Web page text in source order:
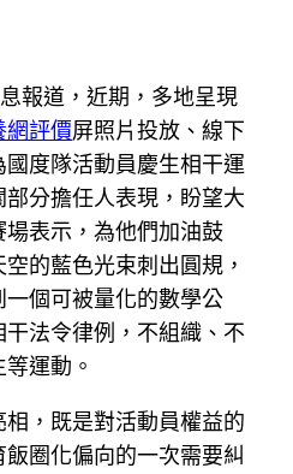
報道，近期，多地呈現
網評價屏照片投放、線下
度隊活動員慶生相干運
分擔任人表現，盼望大
表示，為他們加油鼓
的藍色光束刺出圓規，
個可被量化的數學公
法令律例，不組織、不
運動。
，既是對活動員權益的
圈化偏向的一次需要糾